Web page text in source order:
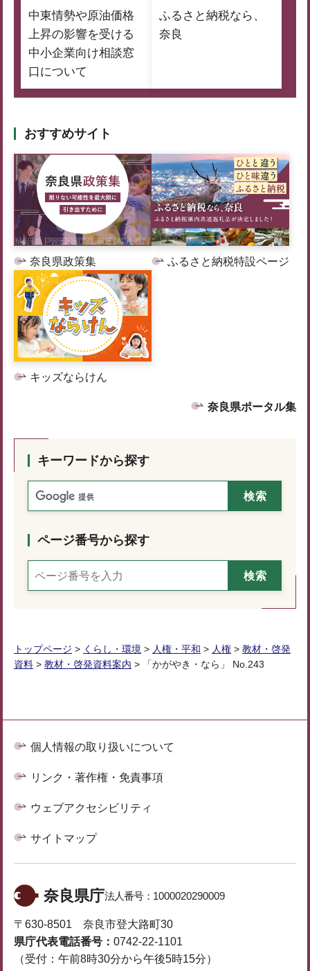
中東情勢や原油価格
上昇の影響を受ける
中小企業向け相談窓
口について
ふるさと納税なら、
奈良
おすすめサイト
奈良県政策集 ふるさと納税特設ページ
キッズならけん
奈良県ポータル集
キーワードから探す
ページ番号から探す
トップページ > くらし・環境 > 人権・平和 > 人権 > 教材・啓発
資料 > 教材・啓発資料案内 > 「かがやき・なら」 No.243
個人情報の取り扱いについて
リンク・著作権・免責事項
ウェブアクセシビリティ
サイトマップ
奈良県庁法人番号： 1000020290009
〒630-8501 奈良市登大路町30
県庁代表電話番号： 0742-22-1101
（受付：午前8時30分から午後5時15分）